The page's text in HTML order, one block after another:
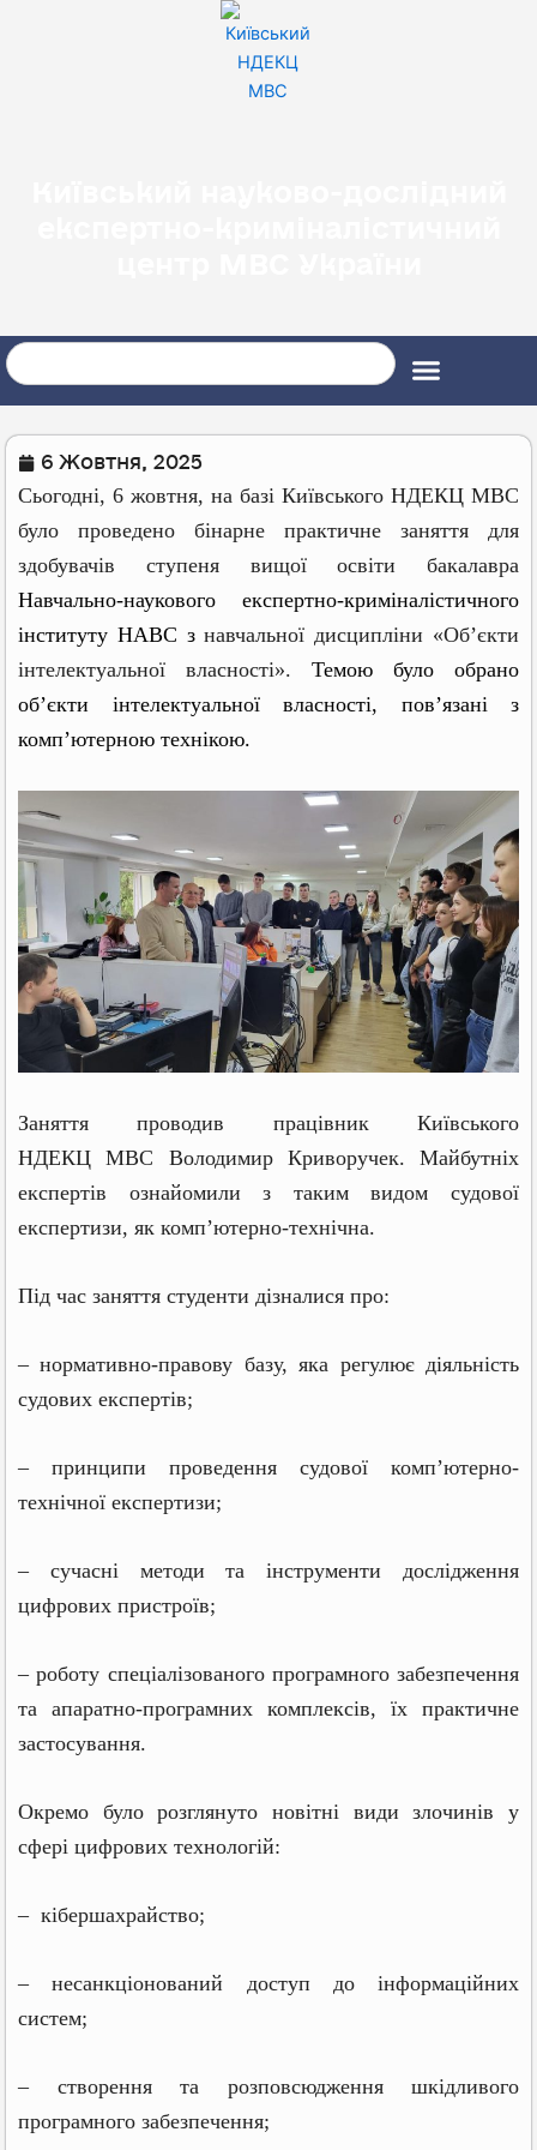
Search
6 Жовтня, 2025
Сьогодні, 6 жовтня, на базі Київського НДЕКЦ МВС
було проведено бінарне практичне заняття для
здобувачів ступеня вищої освіти бакалавра
Навчально-наукового експертно-криміналістичного
інституту НАВС знавчальної дисципліни «Об’єкти
інтелектуальної власності». Темою було обрано
об’єкти інтелектуальної власності, пов’язані з
комп’ютерною технікою.
Заняття проводив працівник Київського
НДЕКЦ МВС Володимир Криворучек.
Майбутніх
експертів ознайомили з таким видом судової
експертизи, як комп’ютерно-технічна.
Під час заняття студенти дізналися про:
– нормативно-правову базу, яка регулює діяльність
судових експертів;
– принципи проведення судової комп’ютерно-
технічної експертизи;
– сучасні методи та інструменти дослідження
цифрових пристроїв;
– роботу спеціалізованого програмного забезпечення
та апаратно-програмних комплексів, їх практичне
застосування.
Окремо було розглянуто новітні види злочинів у
сфері цифрових технологій:
– кібершахрайство;
– несанкціонований доступ до інформаційних
систем;
– створення та розповсюдження шкідливого
програмного забезпечення;